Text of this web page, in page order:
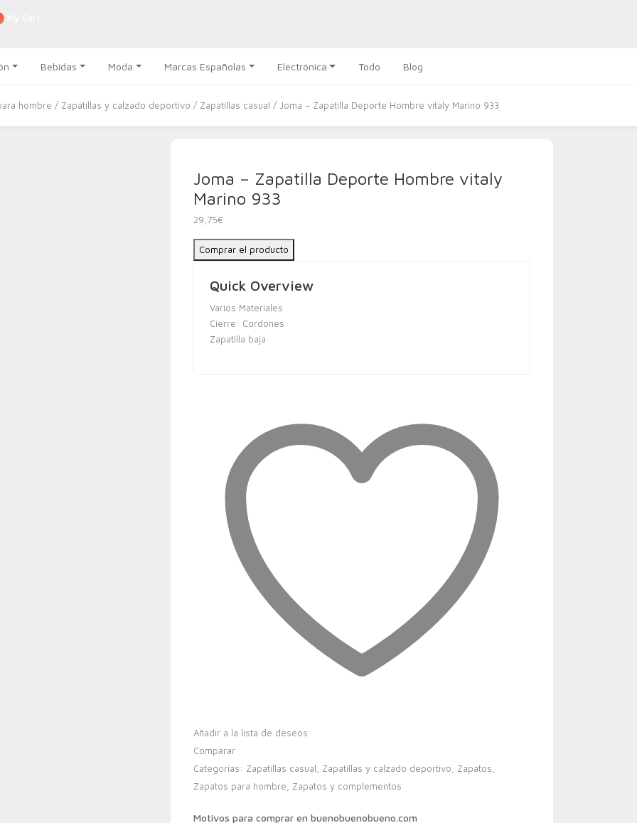
My Cart
Bebidas Moda Marcas Españolas Electrónica Todo Blog
hombre / Zapatillas y calzado deportivo / Zapatillas casual / Joma – Zapatilla Deporte Hombre vitaly Marino 933
Joma – Zapatilla Deporte Hombre vitaly
Marino 933
29,75€
Comprar el producto
Quick Overview
Varios Materiales
Cierre: Cordones
Zapatilla baja
Añadir a la lista de deseos
Comparar
Categorías: Zapatillas casual Zapatillas y calzado deportivo Zapatos
Zapatos para hombre
Zapatos y complementos
Motivos para comprar en buenobuenobueno.com